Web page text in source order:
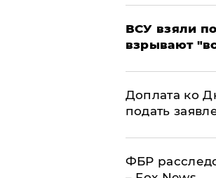
ВСУ взяли
взрывают
Доплата ко
подать
ФБР